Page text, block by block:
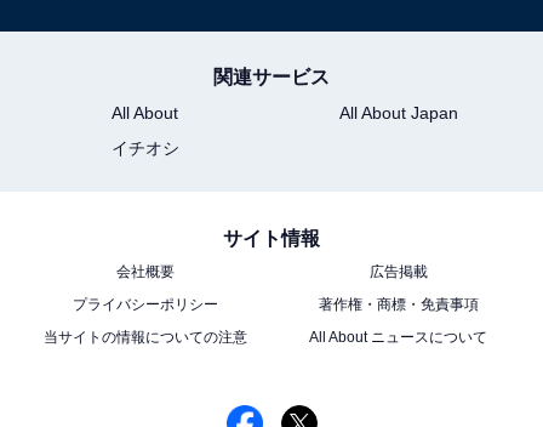
関連サービス
All About
All About Japan
イチオシ
サイト情報
会社概要
広告掲載
プライバシーポリシー
著作権・商標・免責事項
当サイトの情報についての注意
All About ニュースについて